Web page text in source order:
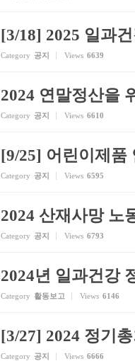
[3/18] 2025 일과
Category 공지 Views 6639
2024 연말정산을
Category 공지 Views 6610
[9/25] 어린이제품
Category 공지 Views 6595
2024 산재사망 노
Category 공지 Views 6793
2024년 일과건강
Category 활동보고 Views 6146
[3/27] 2024 정기
Category 공지 Views 6666